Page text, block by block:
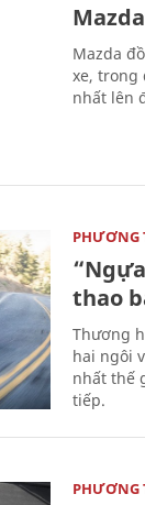
Mazda
xe, trong
nhất lên
PHƯƠNG
thao
Thương
hai ngôi
nhất thế
tiếp.
PHƯƠNG